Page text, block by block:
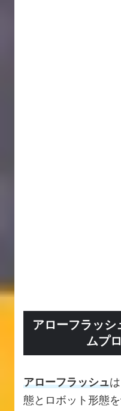
アローフラッ
ムプ
アローフラッシュ
態とロボット形態